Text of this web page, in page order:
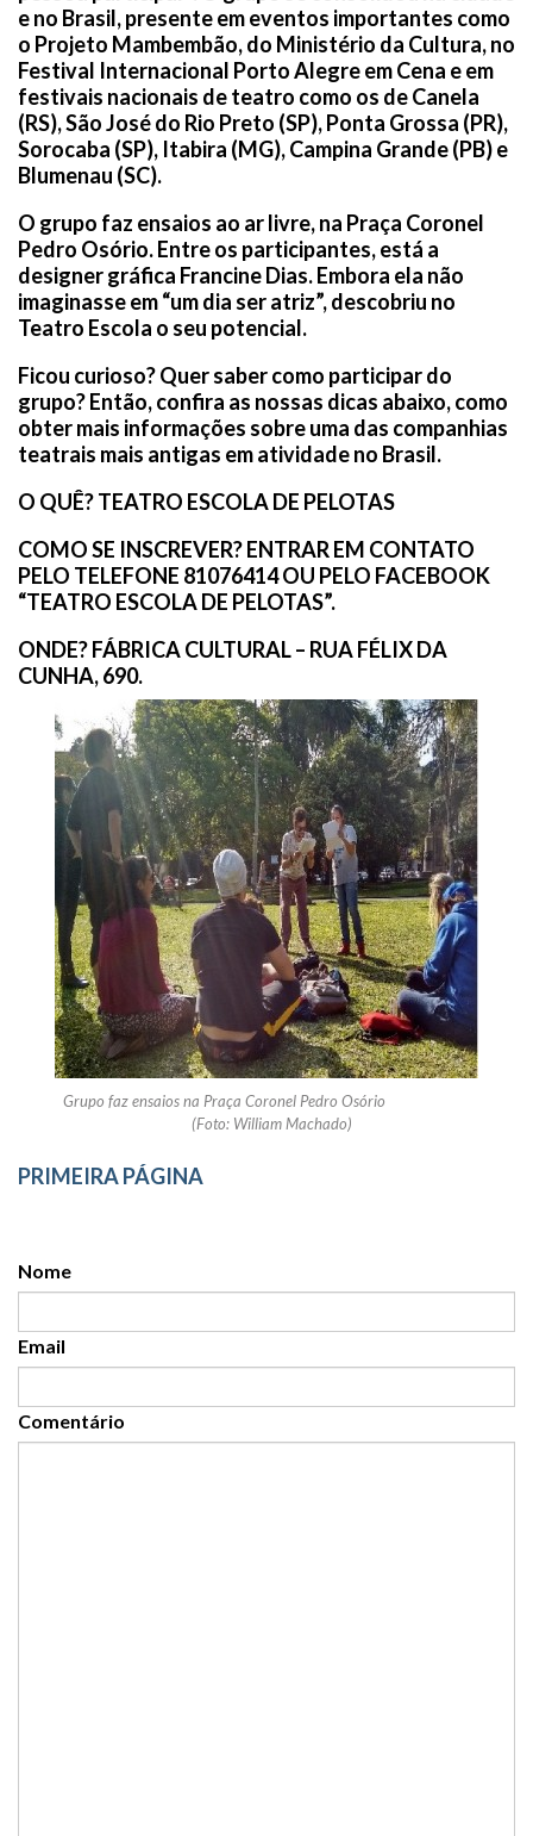
e no Brasil, presente em eventos importantes como
o Projeto Mambembão, do Ministério da Cultura, no
Festival Internacional Porto Alegre em Cena e em
festivais nacionais de teatro como os de Canela
(RS), São José do Rio Preto (SP), Ponta Grossa (PR),
Sorocaba (SP), Itabira (MG), Campina Grande (PB) e
Blumenau (SC).
O grupo faz ensaios ao ar livre, na Praça Coronel
Pedro Osório. Entre os participantes, está a
designer gráfica Francine Dias. Embora ela não
imaginasse em “um dia ser atriz”, descobriu no
Teatro Escola o seu potencial.
Ficou curioso? Quer saber como participar do
grupo? Então, confira as nossas dicas abaixo, como
obter mais informações sobre uma das companhias
teatrais mais antigas em atividade no Brasil.
O QUÊ? TEATRO ESCOLA DE PELOTAS
COMO SE INSCREVER? ENTRAR EM CONTATO
PELO TELEFONE 81076414 OU PELO FACEBOOK
“TEATRO ESCOLA DE PELOTAS”.
ONDE? FÁBRICA CULTURAL – RUA FÉLIX DA
CUNHA, 690.
Grupo faz ensaios na Praça Coronel Pedro Osório
(Foto: William Machado)
PRIMEIRA PÁGINA
Nome
Email
Comentário